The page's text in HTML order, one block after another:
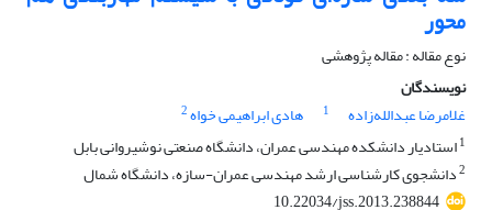
محور
نوع مقاله : مقاله پژوهشی
نویسندگان
غلامرضا عبدالله‌زاده
1 هادی ابراهیمی خواه2
1استادیار دانشکده مهندسی عمران، دانشگاه صنعتی نوشیروانی بابل
2دانشجوی کارشناسی ارشد مهندسی عمران-سازه، دانشگاه شمال
10.22034/jss.2013.238844